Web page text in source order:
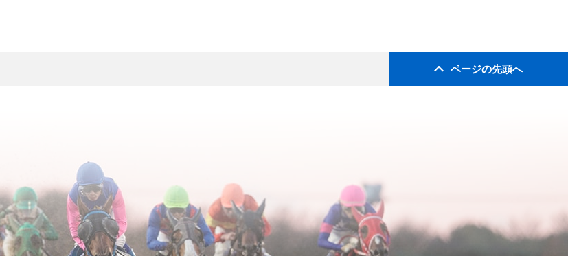
ページの先頭へ